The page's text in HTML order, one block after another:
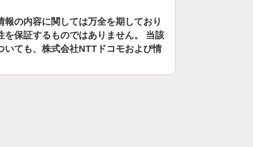
の内容に関しては万全を期しており
を保証するものではありません。 当該
ても、株式会社NTTドコモおよび情